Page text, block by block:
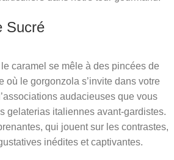
Sucré
caramel se mêle à des pincées de
où le gorgonzola s’invite dans votre
audacieuses que vous
gelaterias italiennes avant-gardistes.
qui jouent sur les contrastes,
inédites et captivantes.